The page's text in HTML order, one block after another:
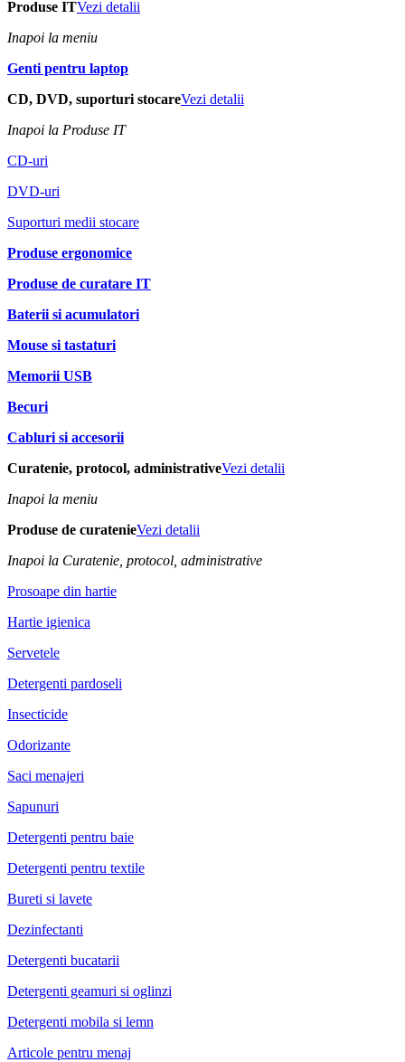
Produse ITVezi detalii
Inapoi la meniu
Genti pentru laptop
CD, DVD, suporturi stocareVezi detalii
Inapoi la Produse IT
CD-uri
DVD-uri
Suporturi medii stocare
Produse ergonomice
Produse de curatare IT
Baterii si acumulatori
Mouse si tastaturi
Memorii USB
Becuri
Cabluri si accesorii
Curatenie, protocol, administrativeVezi detalii
Inapoi la meniu
Produse de curatenieVezi detalii
Inapoi la Curatenie, protocol, administrative
Prosoape din hartie
Hartie igienica
Servetele
Detergenti pardoseli
Insecticide
Odorizante
Saci menajeri
Sapunuri
Detergenti pentru baie
Detergenti pentru textile
Bureti si lavete
Dezinfectanti
Detergenti bucatarii
Detergenti geamuri si oglinzi
Detergenti mobila si lemn
Articole pentru menaj